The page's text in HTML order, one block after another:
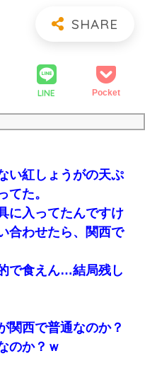
LINE Pocket
い紅しょうがの天ぷ
てた。
に入ってたんですけ
合わせたら、関西で
で食えん…結局残し
関西で普通なのか？
のか？ｗ